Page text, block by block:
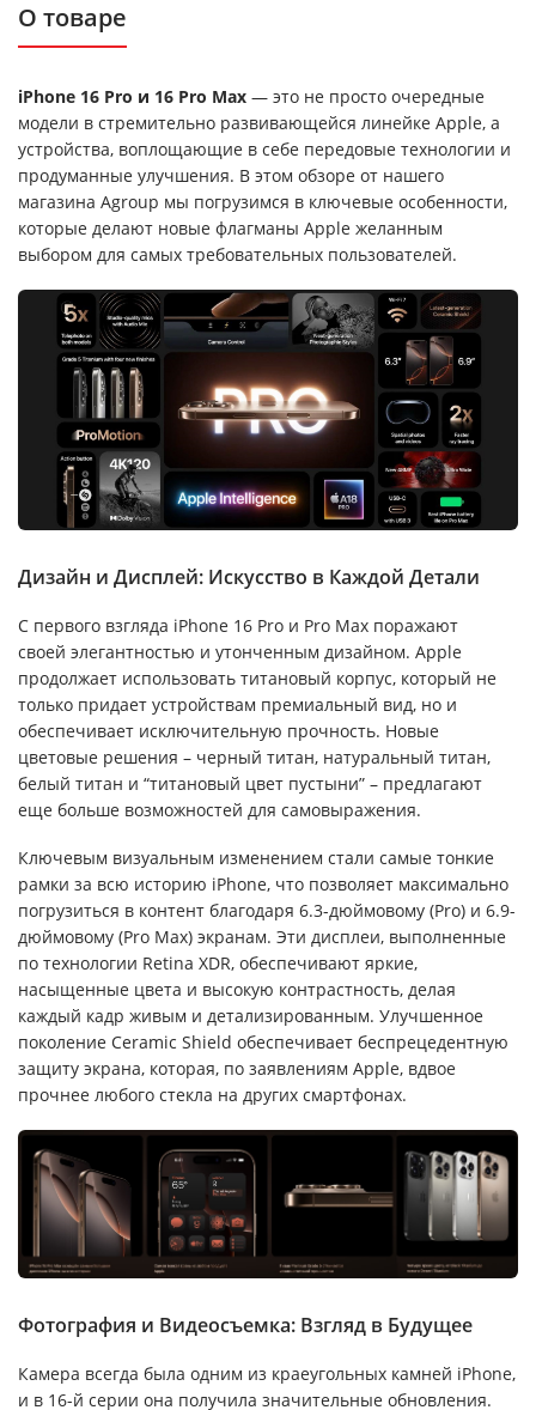
О товаре
iPhone 16 Pro и 16 Pro Max — это не просто очередные
модели в стремительно развивающейся линейке Apple, а
устройства, воплощающие в себе передовые технологии и
продуманные улучшения. В этом обзоре от нашего
магазина Agroup мы погрузимся в ключевые особенности,
которые делают новые флагманы Apple желанным
выбором для самых требовательных пользователей.
Дизайн и Дисплей: Искусство в Каждой Детали
С первого взгляда iPhone 16 Pro и Pro Max поражают
своей элегантностью и утонченным дизайном. Apple
продолжает использовать титановый корпус, который не
только придает устройствам премиальный вид, но и
обеспечивает исключительную прочность. Новые
цветовые решения – черный титан, натуральный титан,
белый титан и “титановый цвет пустыни” – предлагают
еще больше возможностей для самовыражения.
Ключевым визуальным изменением стали самые тонкие
рамки за всю историю iPhone, что позволяет максимально
погрузиться в контент благодаря 6.3-дюймовому (Pro) и 6.9-
дюймовому (Pro Max) экранам. Эти дисплеи, выполненные
по технологии Retina XDR, обеспечивают яркие,
насыщенные цвета и высокую контрастность, делая
каждый кадр живым и детализированным. Улучшенное
поколение Ceramic Shield обеспечивает беспрецедентную
защиту экрана, которая, по заявлениям Apple, вдвое
прочнее любого стекла на других смартфонах.
Фотография и Видеосъемка: Взгляд в Будущее
Камера всегда была одним из краеугольных камней iPhone,
и в 16-й серии она получила значительные обновления.